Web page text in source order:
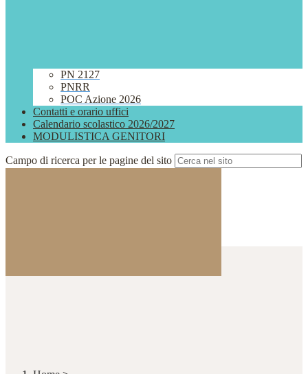
PN 2127
PNRR
POC Azione 2026
Contatti e orario uffici
Calendario scolastico 2026/2027
MODULISTICA GENITORI
Campo di ricerca per le pagine del sito